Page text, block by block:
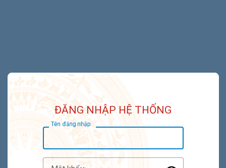
ĐĂNG NHẬP HỆ THỐNG
Tên đăng nhập: